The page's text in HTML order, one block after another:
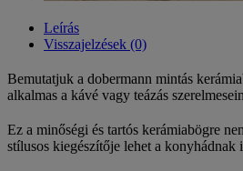
Leírás
Visszajelzések (0)
Bemutatjuk a dobermann mintás
alkalmas a kávé vagy teázás
Ez a minőségi és tartós kerámiabögre
stílusos kiegészítője lehet a konyhádnak